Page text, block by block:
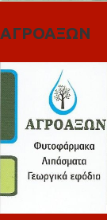
ΑΓΡΟΑΞΩΝ